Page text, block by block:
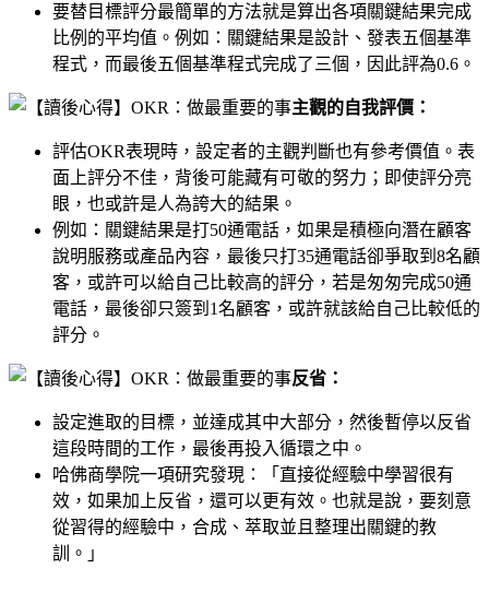
要替目標評分最簡單的方法就是算出各項關鍵結果完成
比例的平均值。例如：關鍵結果是設計、發表五個基準
程式，而最後五個基準程式完成了三個，因此評為0.6。
主觀的自我評價：
評估OKR表現時，設定者的主觀判斷也有參考價值。表
面上評分不佳，背後可能藏有可敬的努力；即使評分亮
眼，也或許是人為誇大的結果。
例如：關鍵結果是打50通電話，如果是積極向潛在顧客
說明服務或產品內容，最後只打35通電話卻爭取到8名顧
客，或許可以給自己比較高的評分，若是匆匆完成50通
電話，最後卻只簽到1名顧客，或許就該給自己比較低的
評分。
反省：
設定進取的目標，並達成其中大部分，然後暫停以反省
這段時間的工作，最後再投入循環之中。
哈佛商學院一項研究發現：「直接從經驗中學習很有
效，如果加上反省，還可以更有效。也就是說，要刻意
從習得的經驗中，合成、萃取並且整理出關鍵的教
訓。」